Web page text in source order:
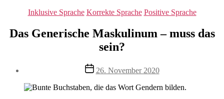
Kategorien
Inklusive Sprache Korrekte Sprache Positive Sprache
Das Generische Maskulinum – muss das
sein?
Veröffentlichungsdatum
26. November 2020